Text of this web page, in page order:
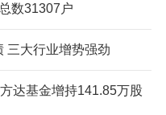
数31307户
三大行业增势强劲
达基金增持141.85万股